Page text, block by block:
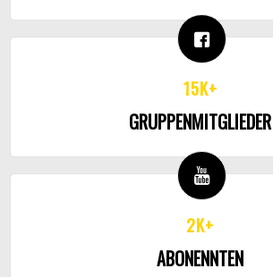
15K+
GRUPPENMITGLIEDER
2K+
ABONENNTEN